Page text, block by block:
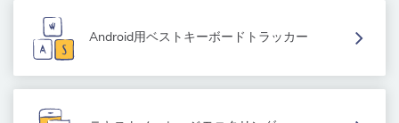
Android用ベストキーボードトラッカー